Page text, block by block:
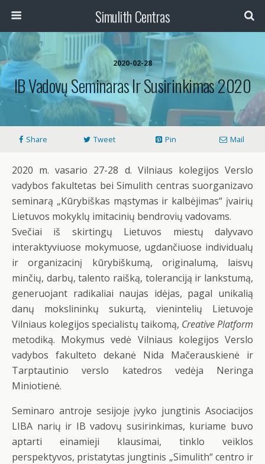
Simulith Centras
2020-02-28
IB Vadovų Seminaras Ir Susirinkimas 2020
Share Tweet Pin Mail
2020 m. vasario 27-28 d. Vilniaus kolegijos Verslo
vadybos fakultetas bei Simulith centras suorganizavo
seminarą „Kūrybiškas mąstymas ir kalbėjimas“ įvairių
Lietuvos mokyklų imitacinių bendrovių vadovams.
Svečiai iš skirtingų Lietuvos miestų dalyvavo
interaktyviuose mokymuose, ugdančiuose individualų
ir organizacinį kūrybiškumą, originalumą, laisvų
minčių, darbų, talento raišką, toleranciją ir lankstumą,
generuojant radikaliai naujas idėjas, pagal unikalią
danų mokslininkų sukurtą, vienintelių Lietuvoje
Vilniaus kolegijos specialistų taikomą, Creative Platform
metodiką. Mokymus vedė Vilniaus kolegijos Verslo
vadybos fakulteto dekanė Nida Mačerauskienė ir
Tarptautinio verslo katedros vedėja Neringa
Miniotienė.
Seminaro antroje sesijoje įvyko jungtinis Asociacijos
LIBA narių ir IB vadovų susirinkimas, kuriame buvo
aptarti einamieji klausimai, tinklo veiklos
perspektyvos, pristatytas jungtinis „Simulith“ centro ir